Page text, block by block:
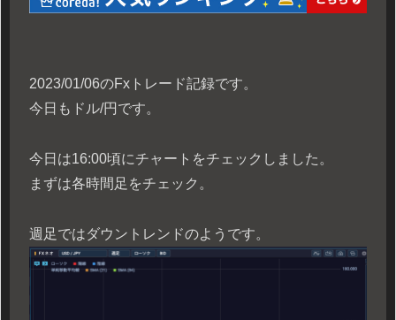
2023/01/06のFxトレード記録です。
今日もドル/円です。
今日は16:00頃にチャートをチェックしました。
まずは各時間足をチェック。
週足ではダウントレンドのようです。